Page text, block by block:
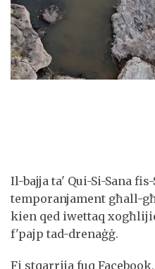
Il-bajja ta' Qui-Si-Sana
temporanjament għall-
kien qed iwettaq
f'pajp tad-drenaġġ.
Fi stqarrija fuq